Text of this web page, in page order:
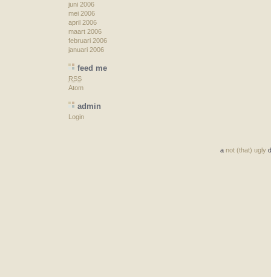
juni 2006
mei 2006
april 2006
maart 2006
februari 2006
januari 2006
feed me
RSS
Atom
admin
Login
a not (that) ugly